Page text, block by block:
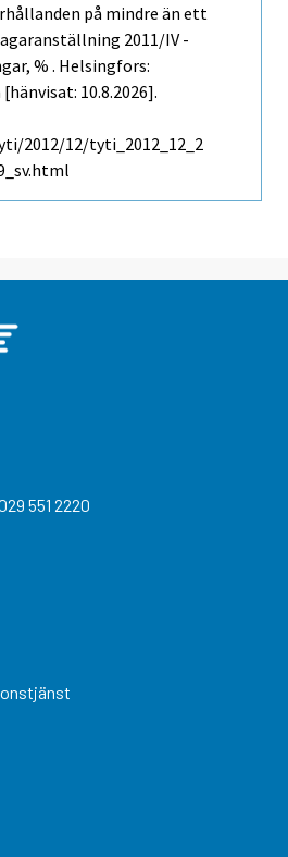
på mindre än ett
2011/IV -
% . Helsingfors:
10.8.2026].
12/tyti_2012_12_2
551 2220